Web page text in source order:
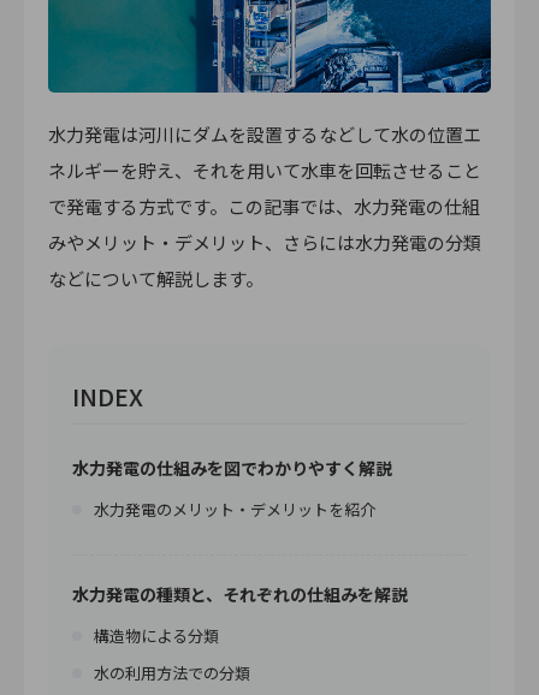
水力発電は河川にダムを設置するなどして水の位置エ
ネルギーを貯え、それを用いて水車を回転させること
で発電する方式です。この記事では、水力発電の仕組
みやメリット・デメリット、さらには水力発電の分類
などについて解説します。
INDEX
水力発電の仕組みを図でわかりやすく解説
水力発電のメリット・デメリットを紹介
水力発電の種類と、それぞれの仕組みを解説
構造物による分類
水の利用方法での分類